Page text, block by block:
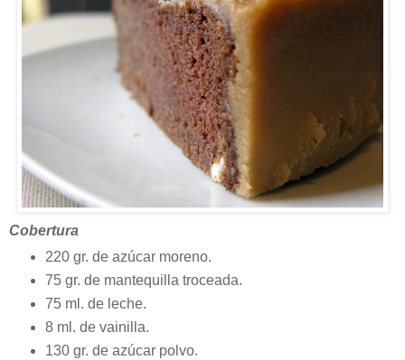
Cobertura
220 gr. de azúcar moreno.
75 gr. de mantequilla troceada.
75 ml. de leche.
8 ml. de vainilla.
130 gr. de azúcar polvo.